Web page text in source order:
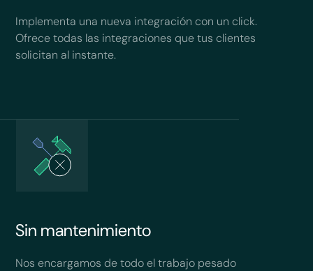
Implementa una nueva integración con un click.
Ofrece todas las integraciones que tus clientes
solicitan al instante.
Sin mantenimiento
Nos encargamos de todo el trabajo pesado